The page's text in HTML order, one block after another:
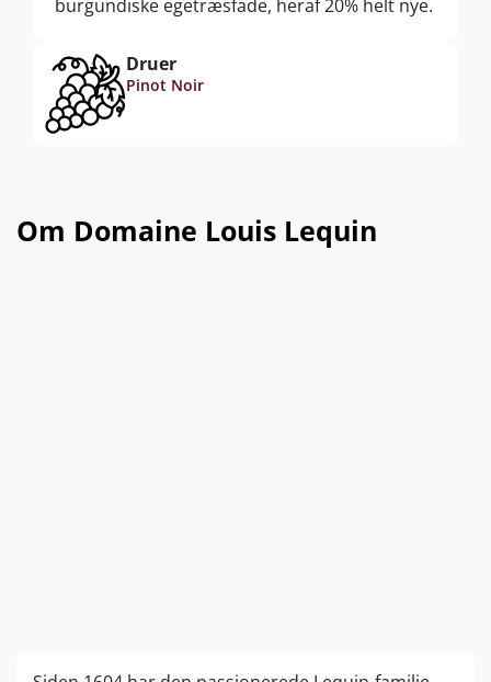
burgundiske egetræsfade, heraf 20% helt nye.
Druer
Pinot Noir
Om Domaine Louis Lequin